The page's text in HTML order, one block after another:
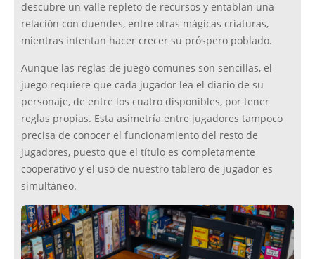
descubre un valle repleto de recursos y entablan una
relación con duendes, entre otras mágicas criaturas,
mientras intentan hacer crecer su próspero poblado.
Aunque las reglas de juego comunes son sencillas, el
juego requiere que cada jugador lea el diario de su
personaje, de entre los cuatro disponibles, por tener
reglas propias. Esta asimetría entre jugadores tampoco
precisa de conocer el funcionamiento del resto de
jugadores, puesto que el título es completamente
cooperativo y el uso de nuestro tablero de jugador es
simultáneo.